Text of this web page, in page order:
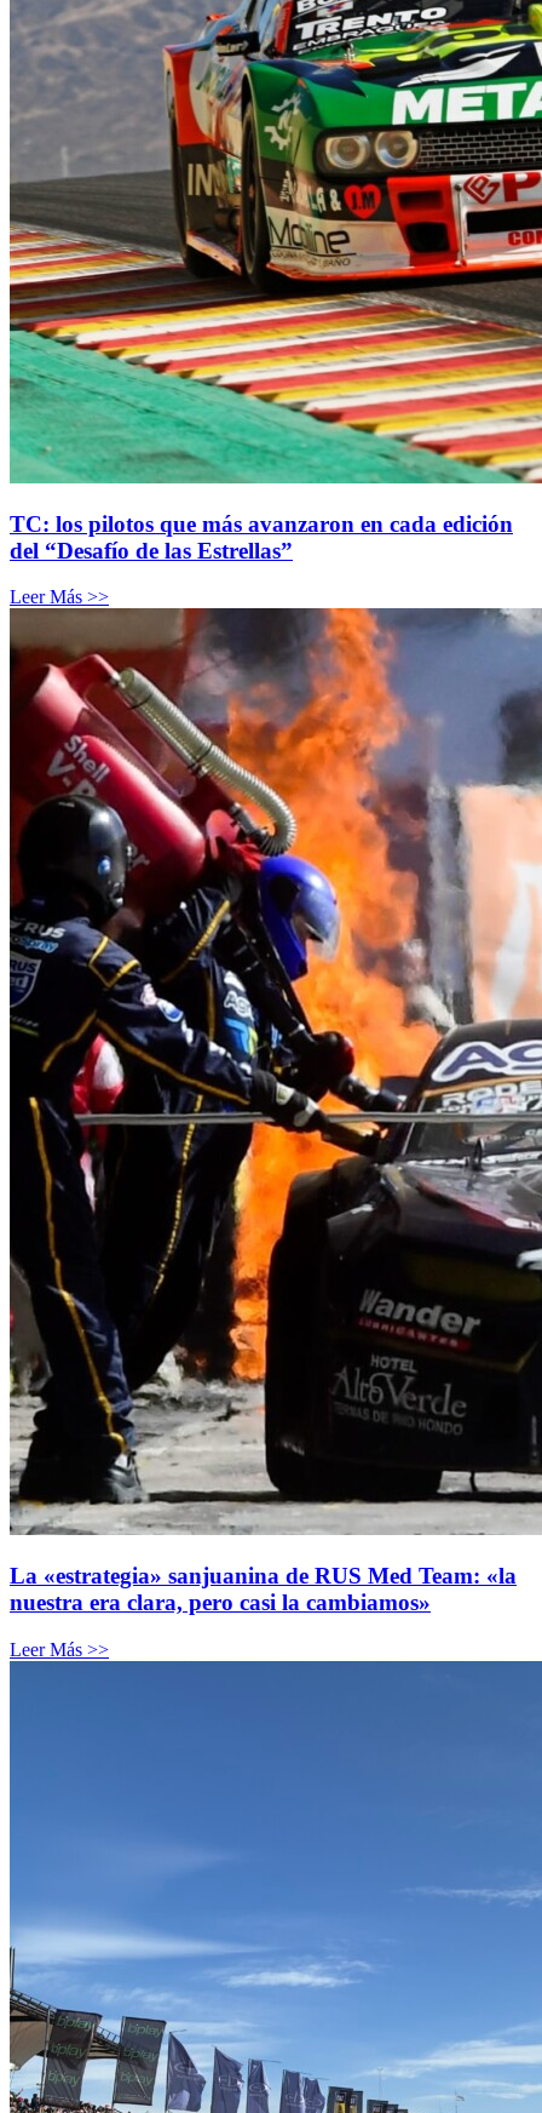
TC: los pilotos que más avanzaron en cada edición
del “Desafío de las Estrellas”
Leer Más >>
La «estrategia» sanjuanina de RUS Med Team: «la
nuestra era clara, pero casi la cambiamos»
Leer Más >>